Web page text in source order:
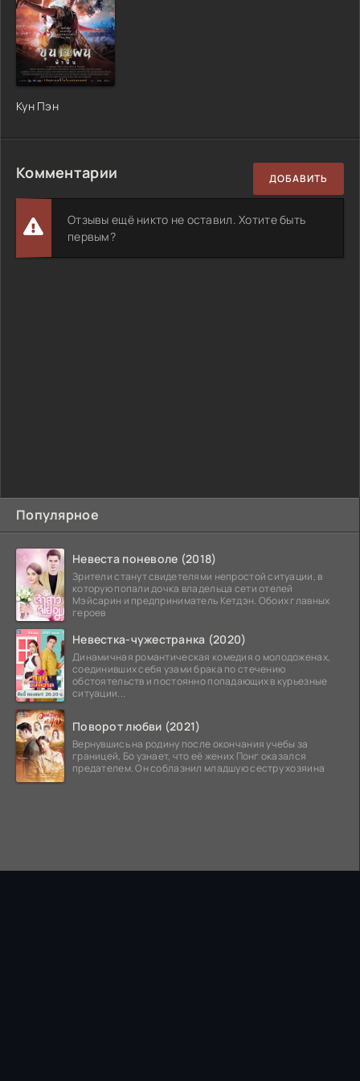
Популярное
Невеста поневоле (2018)
Зрители станут свидетелями непростой ситуации, в
которую попали дочка владельца сети отелей
Мэйсарин и предприниматель Кетдэн. Обоих главных
героев
Невестка-чужестранка (2020)
Динамичная романтическая комедия о молодоженах,
соединивших себя узами брака по стечению
обстоятельств и постоянно попадающих в курьезные
ситуации...
Поворот любви (2021)
Вернувшись на родину после окончания учебы за
границей, Бо узнает, что её жених Понг оказался
предателем. Он соблазнил младшую сестру хозяина
Кун Пэн
Комментарии ДОБАВИТЬ
Отзывы ещё никто не оставил. Хотите быть
первым?